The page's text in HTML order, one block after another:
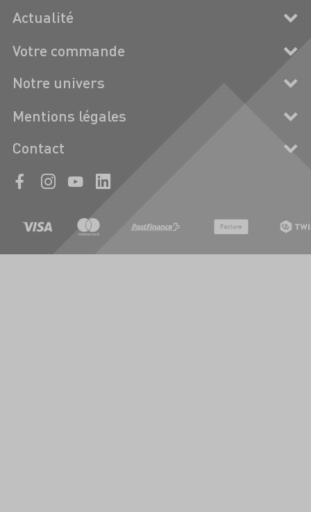
Actualité
Votre commande
Notre univers
Mentions légales
Contact